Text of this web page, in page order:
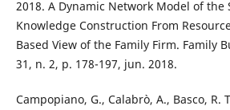
2018. A Dynamic Network Model of the
Knowledge Construction From
Based View of the Family Firm. Family
31, n. 2, p. 178-197, jun. 2018.
Campopiano, G., Calabrò, A., Basco, R.